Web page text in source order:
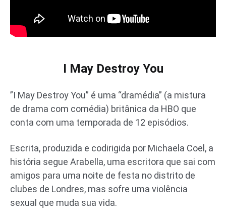
I May Destroy You
”I May Destroy You” é uma “dramédia” (a mistura
de drama com comédia) britânica da HBO que
conta com uma temporada de 12 episódios.
Escrita, produzida e codirigida por Michaela Coel, a
história segue Arabella, uma escritora que sai com
amigos para uma noite de festa no distrito de
clubes de Londres, mas sofre uma violência
sexual que muda sua vida.